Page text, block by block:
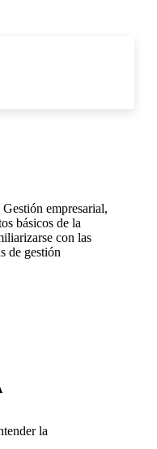
Gestión empresarial,
básicos de la
con las
de gestión
la